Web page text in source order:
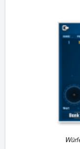
Würfel